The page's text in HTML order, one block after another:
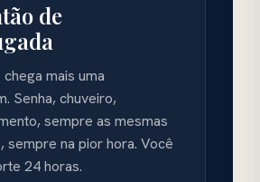
de
mais uma
Senha, chuveiro,
sempre as mesmas
sempre na pior hora. Você
24 horas.